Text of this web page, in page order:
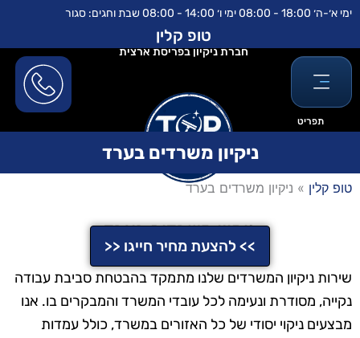
לתוכן
דילוג
ימי א׳-ה׳ 18:00 - 08:00 ימי ו׳ 14:00 - 08:00 שבת וחגים: סגור
תפריט
טופ קלין
חברת ניקיון בפריסת ארצית
ניקיון משרדים בערד
טופ קלין » ניקיון משרדים בערד
ניקיון משרדים בערד
>> להצעת מחיר חייגו <<
שירות ניקיון המשרדים שלנו מתמקד בהבטחת סביבת עבודה
נקייה, מסודרת ונעימה לכל עובדי המשרד והמבקרים בו. אנו
מבצעים ניקוי יסודי של כל האזורים במשרד, כולל עמדות